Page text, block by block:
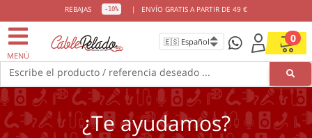
REBAJAS -10% | ENVÍO GRATIS A PARTIR DE 49 €
MENÚ
0
Escribe el producto / referencia deseado ...
¿Te ayudamos?